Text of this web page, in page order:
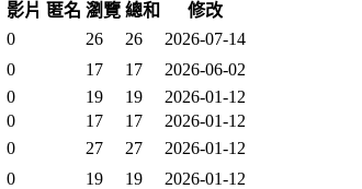
影片 匿名 瀏覽 總和
修改
0 26 26
2026-07-14
0 17 17
2026-06-02
0 19 19
2026-01-12
0 17 17
2026-01-12
0 27 27
2026-01-12
0 19 19 2026-01-12